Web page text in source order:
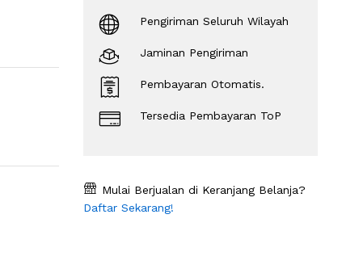
Pengiriman Seluruh Wilayah
Jaminan Pengiriman
Pembayaran Otomatis.
Tersedia Pembayaran ToP
Mulai Berjualan di Keranjang Belanja?
Daftar Sekarang!